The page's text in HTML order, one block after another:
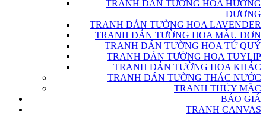
TRANH DÁN TƯỜNG HOA HƯỚNG
DƯƠNG
TRANH DÁN TƯỜNG HOA LAVENDER
TRANH DÁN TƯỜNG HOA MẪU ĐƠN
TRANH DÁN TƯỜNG HOA TỨ QUÝ
TRANH DÁN TƯỜNG HOA TUYLIP
TRANH DÁN TƯỜNG HOA KHÁC
TRANH DÁN TƯỜNG THÁC NƯỚC
TRANH THỦY MẶC
BÁO GIÁ
TRANH CANVAS